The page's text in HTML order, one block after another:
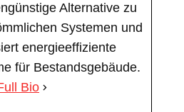
Alternative zu
Systemen und
energieeffiziente
für Bestandsgebäude.
Bio